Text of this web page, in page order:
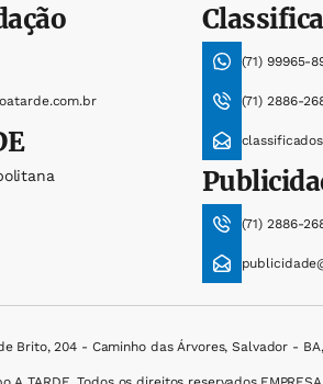
(71) 99965-
(71) 2886-
(71) 2886-
Brito, 204 - Caminho das Árvores, Salvador -